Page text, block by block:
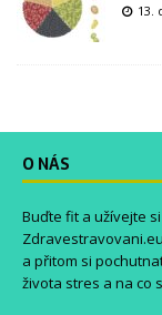
13.
O NÁS
Buďte fit a užívejte
Zdravestravovani.eu
a přitom si
života stres a na co